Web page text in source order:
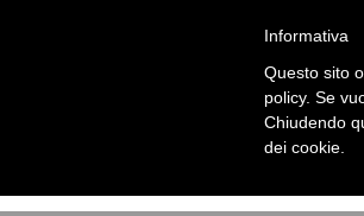
: Undefined offset: 0 in/home/
: Trying to get property
Informativa
Questo sito
policy. Se
Chiudendo
dei cookie.